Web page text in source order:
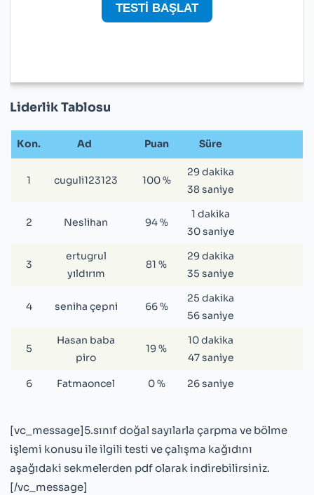
Liderlik Tablosu
Kon. Ad Puan Süre
1 cuguli123123 100 %
29 dakika
38 saniye
2 Neslihan 94 %
1 dakika
30 saniye
3
ertugrul
yıldırım
81 %
29 dakika
35 saniye
4 seniha çepni 66 %
25 dakika
56 saniye
5
Hasan baba
piro
19 %
10 dakika
47 saniye
6 Fatmaoncel 0 % 26 saniye
[vc_message]5.sınıf doğal sayılarla çarpma ve bölme
işlemi konusu ile ilgili testi ve çalışma kağıdını
aşağıdaki sekmelerden pdf olarak indirebilirsiniz.
[/vc_message]